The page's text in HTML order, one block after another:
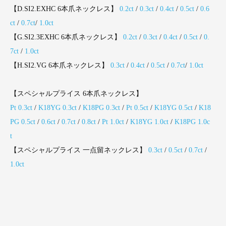
【D.SI2.EXHC 6本爪ネックレス】 0.2ct / 0.3ct / 0.4ct / 0.5ct / 0.6
ct / 0.7ct/ 1.0ct
【G.SI2.3EXHC 6本爪ネックレス】 0.2ct / 0.3ct / 0.4ct / 0.5ct / 0.
7ct / 1.0ct
【H.SI2.VG 6本爪ネックレス】 0.3ct / 0.4ct / 0.5ct / 0.7ct/ 1.0ct
【スペシャルプライス 6本爪ネックレス】
Pt 0.3ct / K18YG 0.3ct / K18PG 0.3ct / Pt 0.5ct / K18YG 0.5ct / K18
PG 0.5ct / 0.6ct / 0.7ct / 0.8ct / Pt 1.0ct / K18YG 1.0ct / K18PG 1.0c
t
【スペシャルプライス 一点留ネックレス】 0.3ct / 0.5ct / 0.7ct /
1.0ct